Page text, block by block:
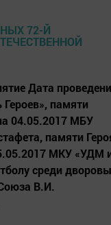
Дата
памяти
04.05.2017 МБУ
памяти
МКУ «УДМ
среди
В.И.